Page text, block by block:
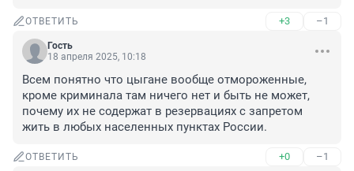
ОТВЕТИТЬ +3 –1
Гость
18 апреля 2025, 10:18
Всем понятно что цыгане вообще отмороженные,
кроме криминала там ничего нет и быть не может,
почему их не содержат в резервациях с запретом
жить в любых населенных пунктах России.
ОТВЕТИТЬ +0 –1